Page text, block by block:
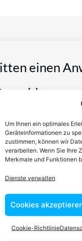
Um Ihnen ein optimales
Geräteinformationen zu
zustimmen, können wir
verarbeiten. Wenn Sie Ihre
Merkmale und Funktionen
Dienste verwalten
Cookies
Cookie-Richtlinie
einen
Anwältin ist dafür
Dienstleistungen im
Wissen kennt er
vertraut.
RechtEasy-Team -